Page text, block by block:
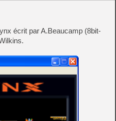
écrit par A.Beaucamp (8bit-